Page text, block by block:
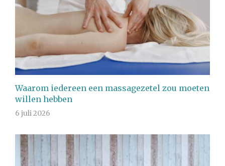
Waarom iedereen een massagezetel zou moeten
willen hebben
6 juli 2026